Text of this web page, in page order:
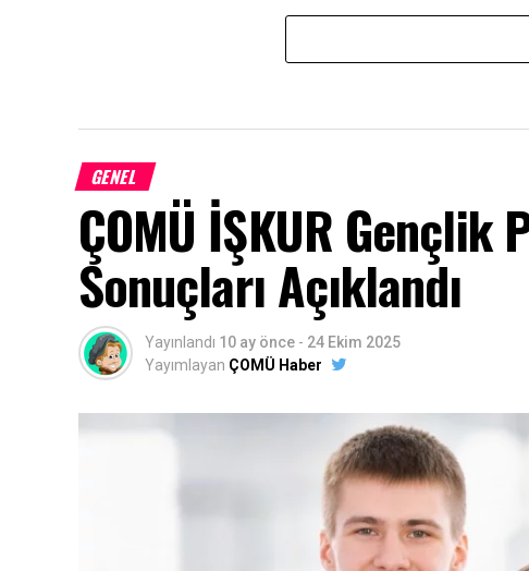
GENEL
ÇOMÜ İŞKUR Gençlik
Sonuçları Açıklandı
Yayınlandı 10 ay önce - 24 Ekim 2025
Yayımlayan ÇOMÜ Haber